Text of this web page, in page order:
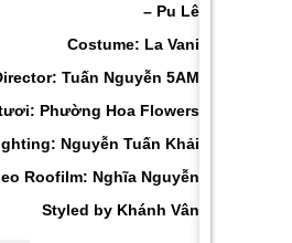
– Pu Lê
Costume: La Vani
Tuấn Nguyễn 5AM
Phường Hoa Flowers
Nguyễn Tuấn Khải
Roofilm: Nghĩa Nguyễn
Styled by Khánh Vân